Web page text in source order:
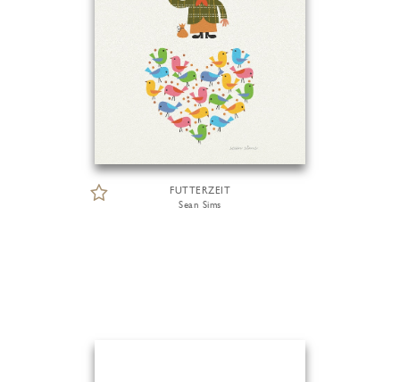
FUTTERZEIT
Sean Sims